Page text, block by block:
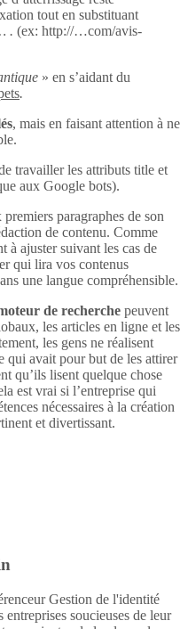
tout en substituant
. (ex: http://…com/avis-
» en s’aidant du
.
, mais en faisant attention à ne
travailler les attributs title et
aux Google bots).
paragraphes de son
de contenu. Comme
à ajuster suivant les cas de
qui lira vos contenus
une langue compréhensible.
de recherche peuvent
les articles en ligne et les
les gens ne réalisent
qui avait pour but de les attirer
qu’ils lisent quelque chose
est vrai si l’entreprise qui
nécessaires à la création
et divertissant.
Gestion de l'identité
entreprises soucieuses de leur